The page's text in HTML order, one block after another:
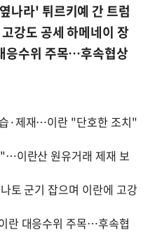
나라' 튀르키예 간 트럼
강도 공세 하메네이 장
응수위 주목…후속협상
·제재…이란 "단호한 조치"
이란산 원유거래 제재 보
토 군기 잡으며 이란에 고강
란 대응수위 주목…후속협